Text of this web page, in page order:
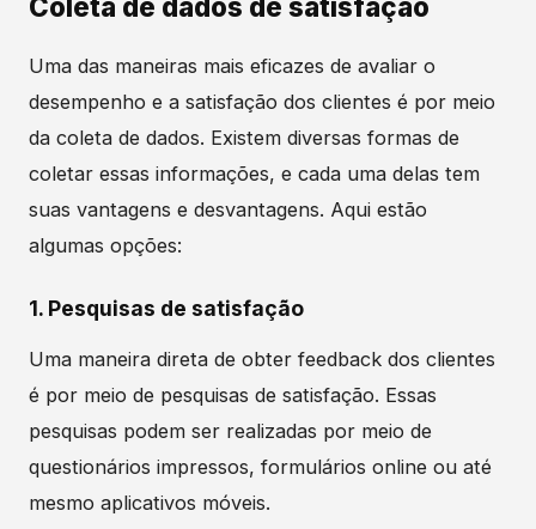
Coleta de dados de satisfação
Uma das maneiras mais eficazes de avaliar o
desempenho e a satisfação dos clientes é por meio
da coleta de dados. Existem diversas formas de
coletar essas informações, e cada uma delas tem
suas vantagens e desvantagens. Aqui estão
algumas opções:
1. Pesquisas de satisfação
Uma maneira direta de obter feedback dos clientes
é por meio de pesquisas de satisfação. Essas
pesquisas podem ser realizadas por meio de
questionários impressos, formulários online ou até
mesmo aplicativos móveis.